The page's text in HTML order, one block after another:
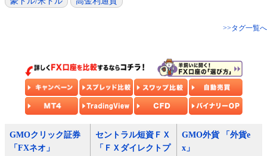
>>タグ一覧へ
GMOクリック証券
「FXネオ」
セントラル短資ＦＸ
「ＦＸダイレクトプ
GMO外貨 「外貨e
x」